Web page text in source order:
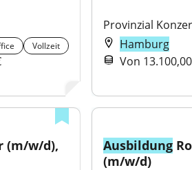
Vollzeit
Provinzial
Hamburg
Von
Ausbildung
(m/w/d)